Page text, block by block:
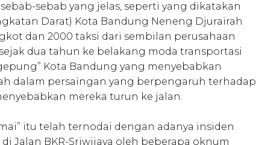
sebab yang jelas, seperti yang dikatakan
Darat) Kota Bandung Neneng Djurairah
dan 2000 taksi dari sembilan perusahaan
dua tahun ke belakang moda transportasi
Kota Bandung yang menyebabkan
dalam persaingan yang berpengaruh terhadap
mereka turun ke jalan.
itu telah ternodai dengan adanya insiden
Jalan BKR-Sriwijaya oleh beberapa oknum